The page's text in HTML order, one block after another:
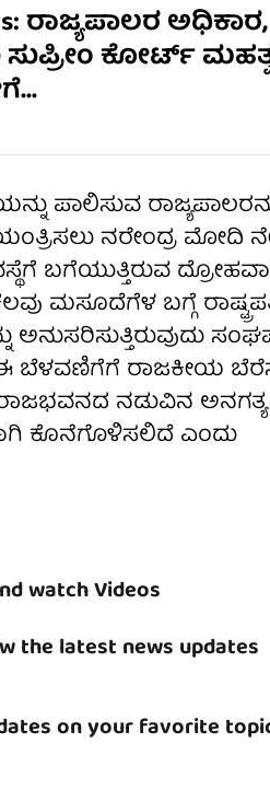
ರಾಜ್ಯಪಾಲರ ಅಧಿಕಾರ,
ಸುಪ್ರೀಂ ಕೋರ್ಟ್
ಪಾಲಿಸುವ
ನರೇಂದ್ರ ಮೋದಿ
ಬಗೆಯುತ್ತಿರುವ
ಮಸೂದೆಗೆಳ ಬಗ್ಗೆ
ಈ ಬೆಳವಣಿಗೆಗೆ ರಾಜಕೀಯ
ನಡುವಿನ ಅನಗತ್ಯ
ಕೊನೆಗೊಳಿಸಲಿದೆ ಎಂದು
watch Videos
the latest news updates
on your favorite